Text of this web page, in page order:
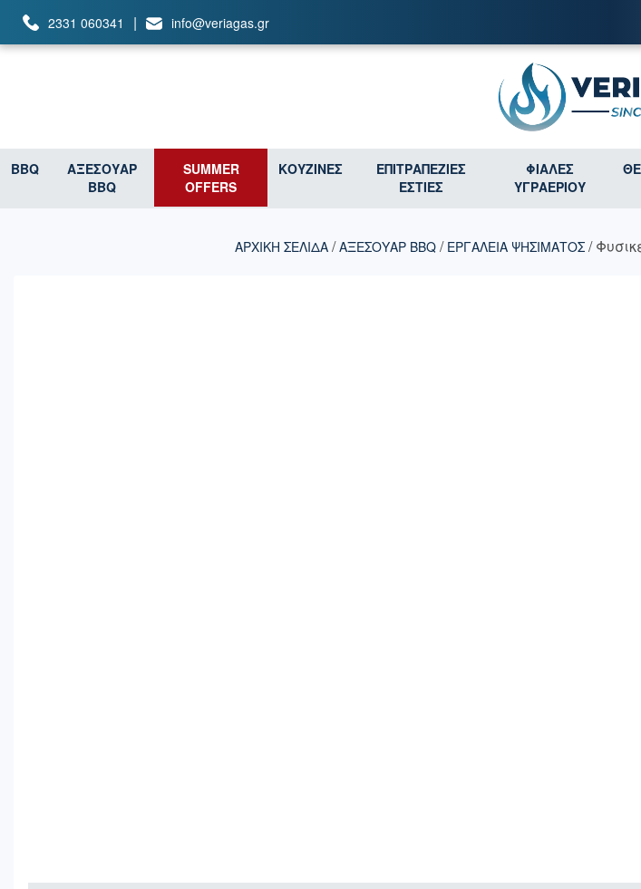
2331 060341 | info@veriagas.gr
BBQ
ΑΞΕΣΟΥΑΡ
BBQ
SUMMER
OFFERS
ΚΟΥΖΙΝΕΣ
ΕΠΙΤΡΑΠΕΖΙΕΣ
ΕΣΤΙΕΣ
ΦΙΑΛΕΣ
ΥΓΡΑΕΡΙΟΥ
ΑΡΧΙΚΉ ΣΕΛΊΔΑ/ΑΞΕΣΟΥΑΡ BBQ/ ΕΡΓΑΛΕΙΑ ΨΗΣΙΜΑΤΟΣ/